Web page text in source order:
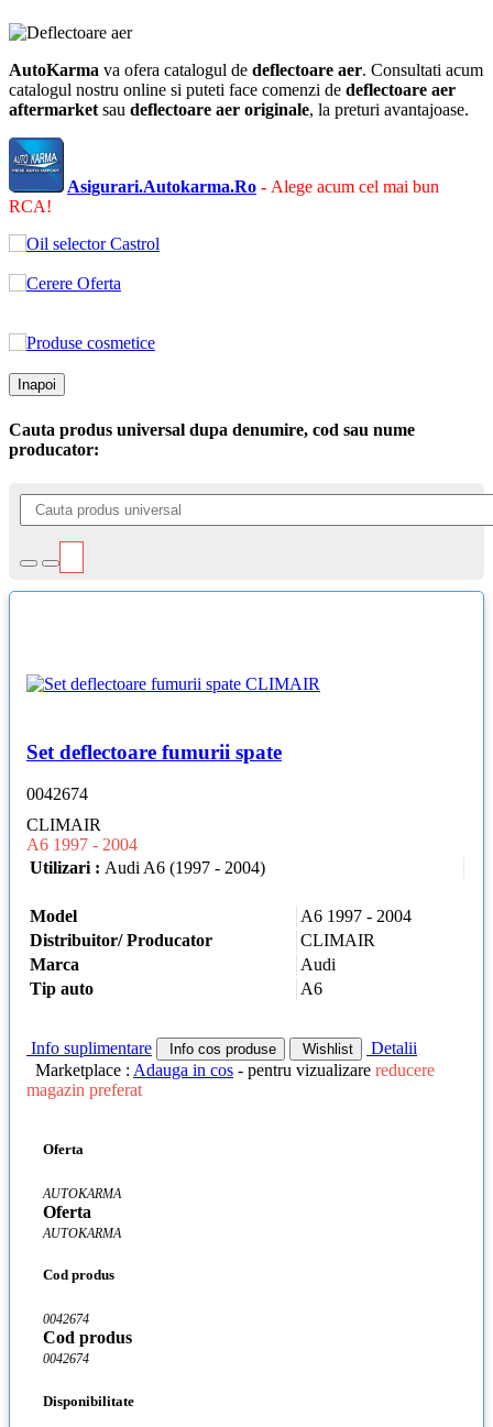
AutoKarma va ofera catalogul de deflectoare aer. Consultati acum
catalogul nostru online si puteti face comenzi de deflectoare aer
aftermarketsau deflectoare aer originale, la preturi avantajoase.
Asigurari.Autokarma.Ro - Alege acum cel mai bun
RCA!
Inapoi
Cauta produs universal dupa denumire, cod sau nume
producator:
Set deflectoare fumurii spate
0042674
CLIMAIR
A6 1997 - 2004
Utilizari : Audi A6 (1997 - 2004)
Model
A6 1997 - 2004
Distribuitor/ Producator
CLIMAIR
Marca
Audi
Tip auto
A6
Info suplimentare Info cos produse Wishlist
Detalii
Marketplace : Adauga in cos - pentru vizualizare reducere
magazin preferat
Oferta
AUTOKARMA
Oferta
AUTOKARMA
Cod produs
0042674
Cod produs
0042674
Disponibilitate